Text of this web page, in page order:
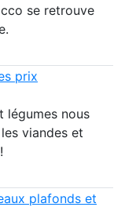
se retrouve
prix
légumes nous
viandes et
plafonds et